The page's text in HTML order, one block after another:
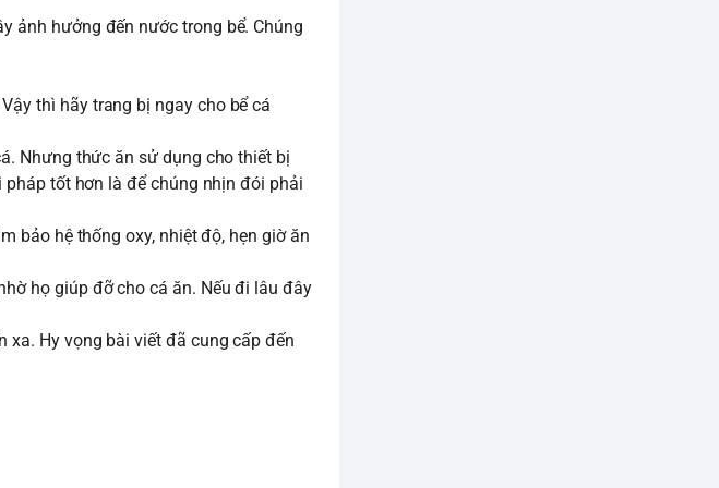
ảnh hưởng đến nước trong bể. Chúng
thì hãy trang bị ngay cho bể cá
Nhưng thức ăn sử dụng cho thiết bị
tốt hơn là để chúng nhịn đói phải
bảo hệ thống oxy, nhiệt độ, hẹn giờ ăn
họ giúp đỡ cho cá ăn. Nếu đi lâu đây
xa. Hy vọng bài viết đã cung cấp đến